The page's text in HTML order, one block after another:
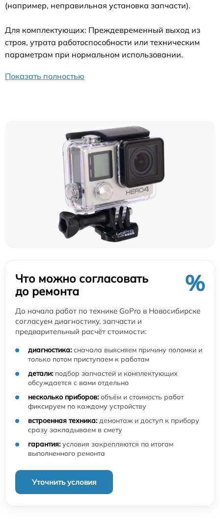
(например, неправильная установка запчасти).
Для комплектующих: Преждевременный выход из
строя, утрата работоспособности или техническим
параметрам при нормальном использовании.
Показать полностью
Что можно согласовать
до ремонта
%
До начала работ по технике GoPro в Новосибирске
согласуем диагностику, запчасти и
предварительный расчёт стоимости:
диагностика: сначала выясняем причину поломки и
только потом приступаем к работам
детали: подбор запчастей и комплектующих
обсуждается с вами отдельно
несколько приборов: объём и стоимость работ
фиксируем по каждому устройству
встроенная техника: демонтаж и доступ к прибору
сразу закладываем в смету
гарантия: условия закрепляются по итогам
выполненного ремонта
Уточнить условия